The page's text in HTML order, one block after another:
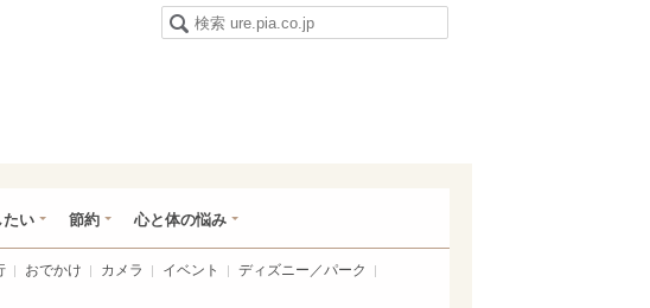
たい 節約 心と体の悩み
おでかけ カメラ イベント
ディズニー／パーク